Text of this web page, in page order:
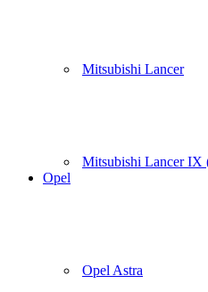
Mitsubishi Lancer
Mitsubishi Lancer
Opel
Opel Astra